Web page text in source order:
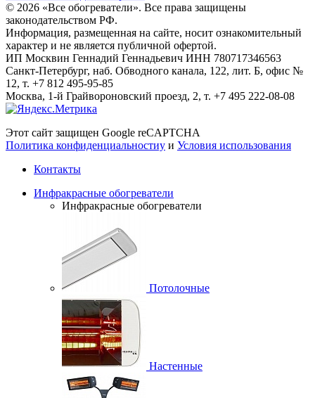
© 2026 «Все обогреватели». Все права защищены
законодательством РФ.
Информация, размещенная на сайте, носит ознакомительный
характер и не является публичной офертой.
ИП Москвин Геннадий Геннадьевич ИНН 780717346563
Санкт-Петербург, наб. Обводного канала, 122, лит. Б, офис №
12, т. +7 812 495-95-85
Москва, 1-й Грайвороновский проезд, 2, т. +7 495 222-08-08
Этот сайт защищен Google reCAPTCHA
Политика конфиденциальностиy и Условия использования
Контакты
Инфракрасные обогреватели
Инфракрасные обогреватели
Потолочные
Настенные